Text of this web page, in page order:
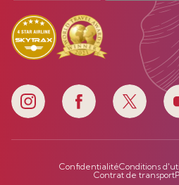
ConfidentialitéConditions
Contrat de transport